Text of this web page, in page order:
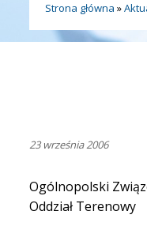
Strona główna »
23 września 2006
Ogólnopolski
Oddział Terenowy